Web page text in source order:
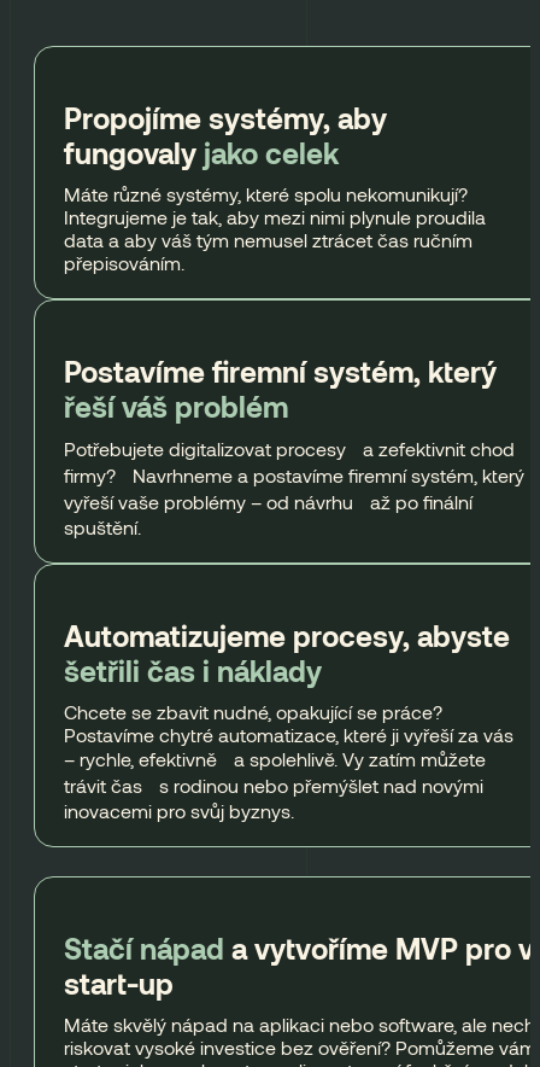
Propojíme systémy, aby
fungovaly jako celek
Máte různé systémy, které spolu nekomunikují?
Integrujeme je tak, aby mezi nimi plynule proudila
data a aby váš tým nemusel ztrácet čas ručním
přepisováním.
Postavíme firemní systém, který
řeší váš problém
Potřebujete digitalizovat procesy a zefektivnit chod
firmy? Navrhneme a postavíme firemní systém, který
vyřeší vaše problémy – od návrhu až po finální
spuštění.
Automatizujeme procesy, abyste
šetřili čas i náklady
Chcete se zbavit nudné, opakující se práce?
Postavíme chytré automatizace, které ji vyřeší za vás
– rychle, efektivně a spolehlivě. Vy zatím můžete
trávit čas s rodinou nebo přemýšlet nad novými
inovacemi pro svůj byznys.
Stačí nápad a vytvoříme MVP pro
start-up
Máte skvělý nápad na aplikaci nebo software, ale
riskovat vysoké investice bez ověření? Pomůžeme vám